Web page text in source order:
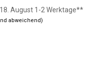
August 1-2 Werktage**
abweichend)